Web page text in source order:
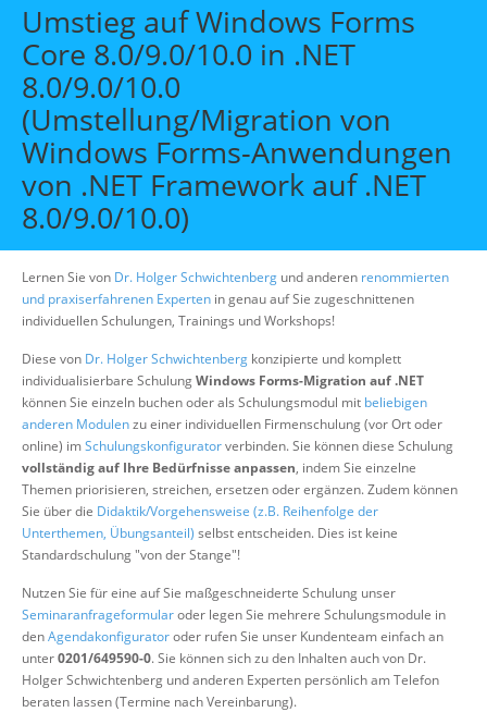
Individuelle Schulungen
Offene Seminare
Wissen
Über uns
Suche
Umstieg auf Windows Forms
Core 8.0/9.0/10.0 in .NET
8.0/9.0/10.0
(Umstellung/Migration von
Windows Forms-Anwendungen
von .NET Framework auf .NET
8.0/9.0/10.0)
Lernen Sie von Dr. Holger Schwichtenberg und anderen renommierten
und praxiserfahrenen Experten in genau auf Sie zugeschnittenen
individuellen Schulungen, Trainings und Workshops!
Diese von Dr. Holger Schwichtenberg konzipierte und komplett
individualisierbare SchulungWindows Forms-Migration auf .NET
können Sie einzeln buchen oder als Schulungsmodul mit beliebigen
anderen Modulenzu einer individuellen Firmenschulung (vor Ort oder
online) imSchulungskonfiguratorverbinden. Sie können diese Schulung
vollständig auf Ihre Bedürfnisse anpassen, indem Sie einzelne
Themen priorisieren, streichen, ersetzen oder ergänzen. Zudem können
Sie über die Didaktik/Vorgehensweise (z.B. Reihenfolge der
Unterthemen, Übungsanteil) selbst entscheiden. Dies ist keine
Standardschulung "von der Stange"!
Nutzen Sie für eine auf Sie maßgeschneiderte Schulung unser
Seminaranfrageformularoder legen Sie mehrere Schulungsmodule in
denAgendakonfiguratoroder rufen Sie unser Kundenteam einfach an
unter0201/649590-0. Sie können sich zu den Inhalten auch von Dr.
Holger Schwichtenberg und anderen Experten persönlich am Telefon
beraten lassen (Termine nach Vereinbarung).